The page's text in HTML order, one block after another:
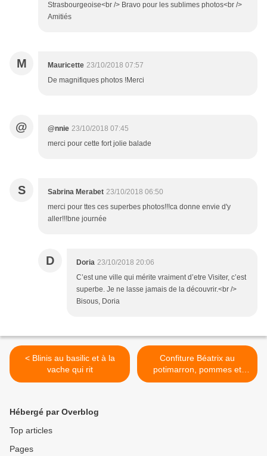
Strasbourgeoise<br /> Bravo pour les sublimes photos<br />
Amitiés
M Mauricette 23/10/2018 07:57
De magnifiques photos !Merci
@ @nnie 23/10/2018 07:45
merci pour cette fort jolie balade
S Sabrina Merabet 23/10/2018 06:50
merci pour ttes ces superbes photos!!!ca donne envie d'y
aller!!!bne journée
D Doria 23/10/2018 20:06
C’est une ville qui mérite vraiment d’etre Visiter, c’est
superbe. Je ne lasse jamais de la découvrir.<br />
Bisous, Doria
< Blinis au basilic et à la
vache qui rit
Confiture Béatrix au
potimarron, pommes et
vanille >
Hébergé par Overblog
Top articles
Pages